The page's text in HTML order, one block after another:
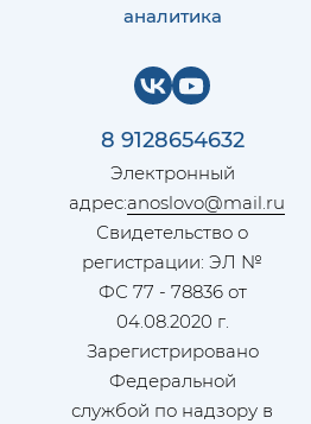
аналитика
8 9128654632
Электронный
адрес:anoslovo@mail.ru
Свидетельство о
регистрации: ЭЛ №
ФС 77 - 78836 от
04.08.2020 г.
Зарегистрировано
Федеральной
службой по надзору в